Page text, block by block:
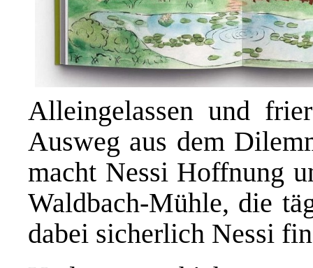
Alleingelassen und
Ausweg aus dem
macht Nessi Hoffnung
Waldbach-Mühle, die
dabei sicherlich Nessi